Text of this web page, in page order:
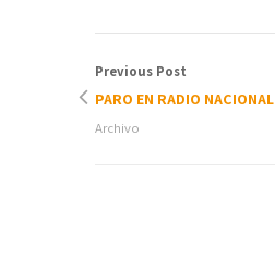
Previous Post
PARO EN RADIO NACIONAL
Archivo